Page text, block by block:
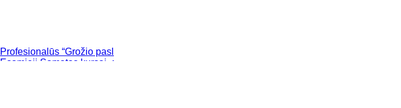
“Grožio paslaptys”, makiažo (visažisčių/tų) kursai Klaipėdoje, Kretingoje
Sąmatos kursai, su "SISTELA" programa 12 val.